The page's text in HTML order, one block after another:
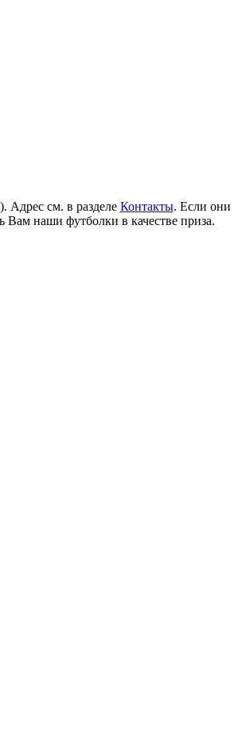
Адрес см. в разделе Контакты. Если они
Вам наши футболки в качестве приза.